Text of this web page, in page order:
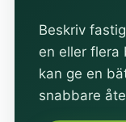
Beskriv
en eller flera
kan ge en
snabbare